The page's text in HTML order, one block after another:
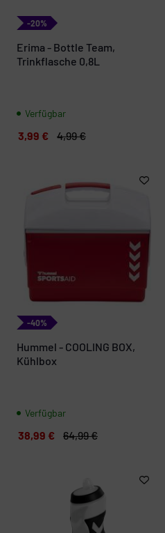
-20%
Erima - Bottle Team,
Trinkflasche 0,8L
Verfügbar
3,99 € 4,99 €
-40%
Hummel - COOLING BOX,
Kühlbox
Verfügbar
38,99 € 64,99 €